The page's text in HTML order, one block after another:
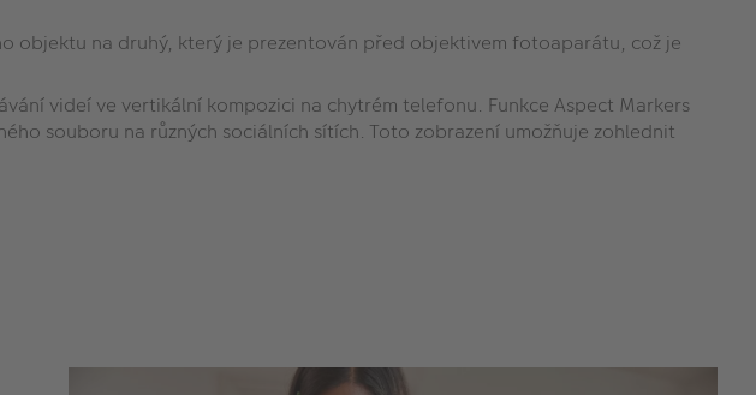
objektu na druhý, který je prezentován před objektivem fotoaparátu, což je
videí ve vertikální kompozici na chytrém telefonu. Funkce Aspect Markers
souboru na různých sociálních sítích. Toto zobrazení umožňuje zohlednit